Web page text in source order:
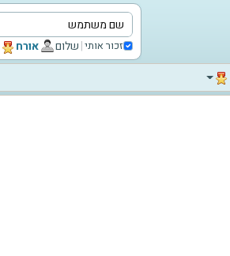
זכור אותי|שלום ‫אורח‬